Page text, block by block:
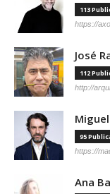
113
https://
José
112
http://
95
https://
Ana